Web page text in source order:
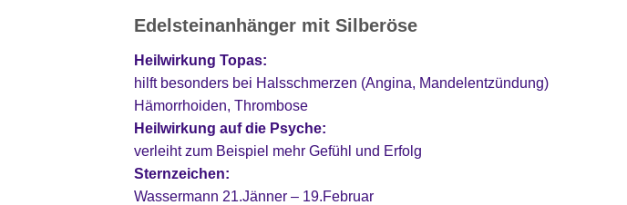
Edelsteinanhänger mit Silberöse
Heilwirkung Topas:
hilft besonders bei Halsschmerzen (Angina, Mandelentzündung)
Hämorrhoiden, Thrombose
Heilwirkung auf die Psyche:
verleiht zum Beispiel mehr Gefühl und Erfolg
Sternzeichen:
Wassermann 21.Jänner – 19.Februar